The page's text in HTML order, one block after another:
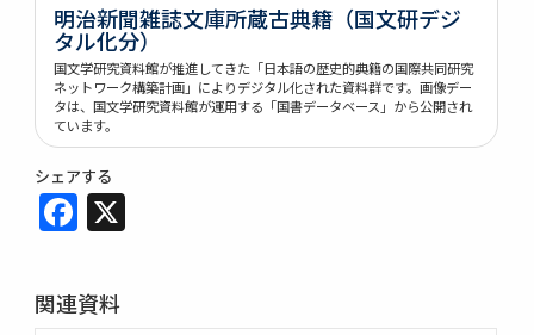
明治新聞雑誌文庫所蔵古典籍（国文研デジ
タル化分）
国文学研究資料館が推進してきた「日本語の歴史的典籍の国際共同研究
ネットワーク構築計画」によりデジタル化された資料群です。画像デー
タは、国文学研究資料館が運用する「国書データベース」から公開され
ています。
シェアする
Facebook
関連資料